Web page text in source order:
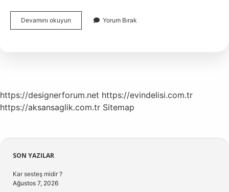
Devamını okuyun
çekirdeğinden
Yorum Bırak
https://designerforum.net https://evindelisi.com.tr
https://aksansaglik.com.tr Sitemap
Sidebar
SON YAZILAR
Kar sesteş midir ?
Ağustos 7, 2026